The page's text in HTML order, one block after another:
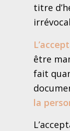
titre
être
fait
la